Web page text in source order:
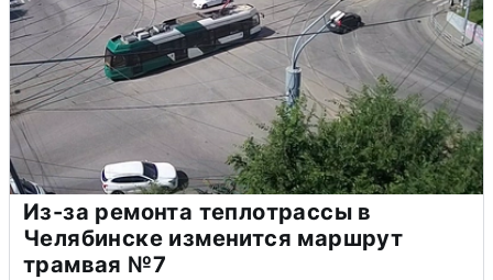
Из-за ремонта теплотрассы в
Челябинске изменится маршрут
трамвая №7